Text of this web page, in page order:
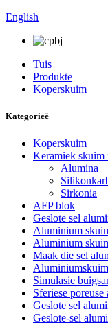
English
Tuis
Produkte
Koperskuim
Kategorieë
Koperskuim
Keramiek skuim
Alumina
Sirkonia
AFP blok
Geslote sel
Aluminium
Aluminium
Maak die sel
Simulasie
Sferiese
Geslote sel
Geslote-sel